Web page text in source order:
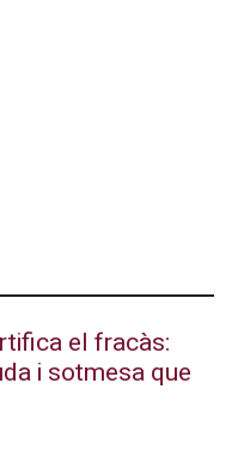
el fracàs:
i sotmesa que